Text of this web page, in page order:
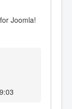
Joomla!